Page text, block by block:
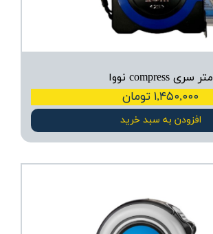
متر سری compress نووا
۱,۴۵۰,۰۰۰ تومان
افزودن به سبد خرید